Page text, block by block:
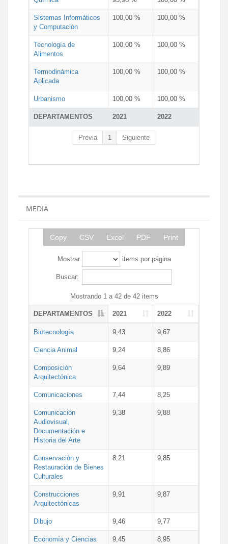
DEPARTAMENTOS 2021 2022
Sistemas Informáticos
y Computación
100,00 % 100,00 %
Tecnología de
Alimentos
100,00 % 100,00 %
Termodinámica
Aplicada
100,00 % 100,00 %
Urbanismo 100,00 % 100,00 %
Previa 1 Siguiente
MEDIA
Copy CSV Excel PDF Print
Mostrar items por página
Buscar:
Mostrando 1 a 42 de 42 items
DEPARTAMENTOS 2021 2022
Biotecnología 9,43 9,67
Ciencia Animal 9,24 8,86
Composición
Arquitectónica
9,64 9,89
Comunicaciones 7,44 8,25
Comunicación
Audiovisual,
Documentación e
Historia del Arte
9,38 9,88
Conservación y
Restauración de Bienes
Culturales
8,21 9,85
Construcciones
Arquitectónicas
9,91 9,87
Dibujo 9,46 9,77
Economía y Ciencias
9,45 8,95